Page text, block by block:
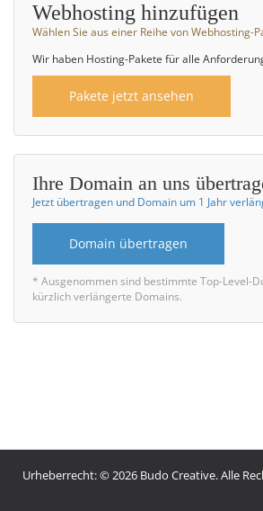
Webhosting hinzufügen
Wählen Sie aus einer Reihe von Webhosting-
Wir haben Hosting-Pakete für alle
Pakete jetzt ansehen
Ihre Domain an uns
Jetzt übertragen und Domain um 1 Jahr
Domain übertragen
* Ausgenommen sind bestimmte Top-Level-
kürzlich verlängerte Domains.
Urheberrecht: © 2026 Budo Creative. Alle